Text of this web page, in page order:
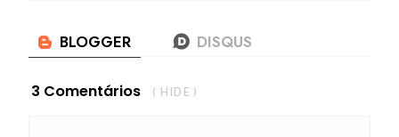
3 Comentários ( HIDE )